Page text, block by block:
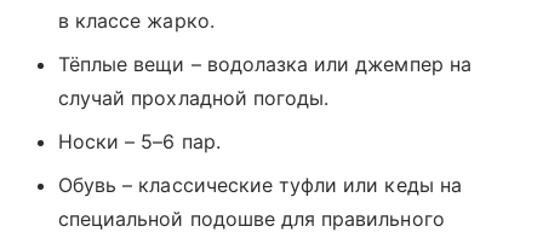
в классе жарко.
Тёплые вещи – водолазка или джемпер на
случай прохладной погоды.
Носки – 5–6 пар.
Обувь – классические туфли или кеды на
специальной подошве для правильного